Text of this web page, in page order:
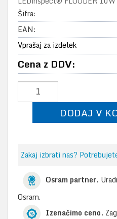
Šifra:
EAN:
Vprašaj za izdelek
Cena z DDV:
DODAJ V
Zakaj izbrati nas?
Osram partner.
Osram.
Izenačimo ceno.